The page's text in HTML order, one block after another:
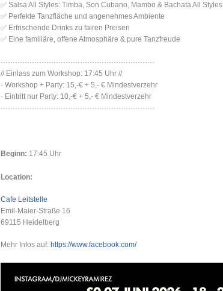
✅ Salsa All Styles: Timba, Son Cubano, Mambo & Bachata All Styles
✅ Perfekte Tanzfläche und angenehmes Ambiente
✅ Erfrischende Drinks zu fairen Preisen
✅ Eine familiäre, offene Atmosphäre & pure Tanzfreude
································································
// Einlass zum Workshop: 17:45 Uhr //
· Workshop + Party: 15,-€ + 5,- € Mindestverzehr
· Eintritt nur Party: 10,-€ + 5,- € Mindestverzehr
································································
Beginn: 17:45 Uhr
Location:
Cafe Leitstelle
Emil-Maier-Straße 16
69115 Heidelberg
Mehr Infos auf: https://www.facebook.com/